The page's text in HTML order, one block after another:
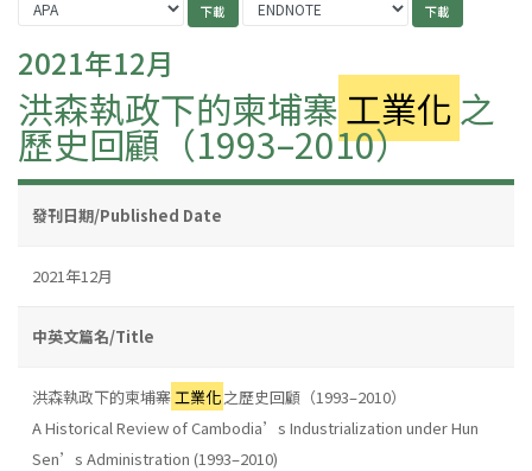
2021年12月
洪森執政下的柬埔寨工業化 之
歷史回顧（1993–2010）
發刊日期/Published Date
2021年12月
中英文篇名/Title
洪森執政下的柬埔寨 工業化之歷史回顧（1993–2010）
A Historical Review of Cambodia’s Industrialization under Hun
Sen’s Administration (1993–2010)